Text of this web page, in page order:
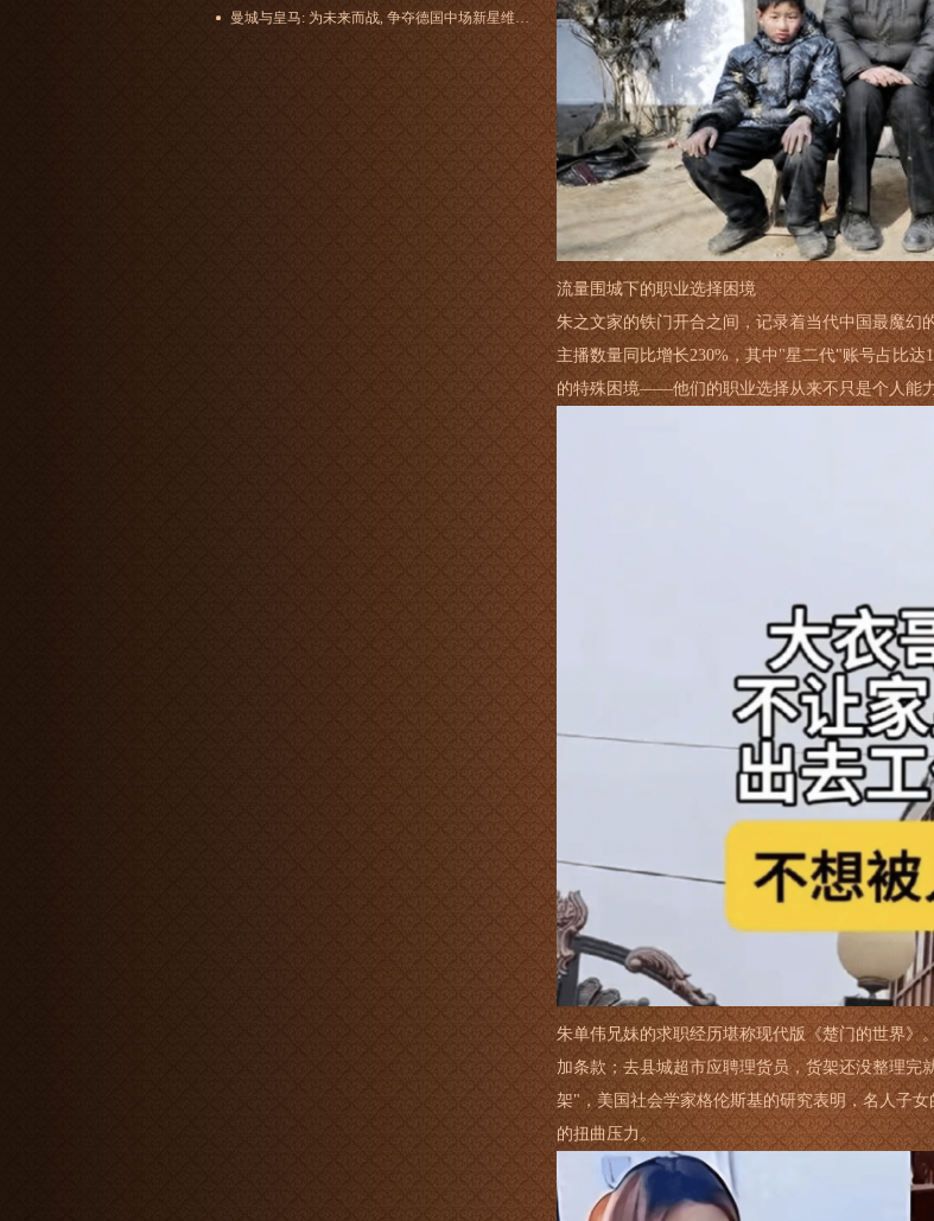
曼城与皇马: 为未来而战, 争夺德国中场新星维尔茨
流量围城下的职业选择困境
朱之文家的铁门开合之间，记录着当代中国最魔幻
主播数量同比增长230%，其中"星二代"账号占比
的特殊困境——他们的职业选择从来不只是个人能
朱单伟兄妹的求职经历堪称现代版《楚门的世界
加条款；去县城超市应聘理货员，货架还没整理
架"，美国社会学家格伦斯基的研究表明，名人子
的扭曲压力。